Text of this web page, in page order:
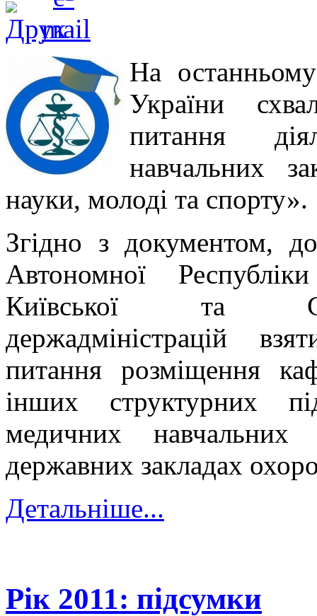
На останньому
України
питання
навчальних
науки, молоді та спорту».
Згідно з документом,
Автономної
Київської та
держадміністрацій
питання розміщення
інших структурних
медичних
державних закладах
Детальніше...
Рік 2011: підсумки